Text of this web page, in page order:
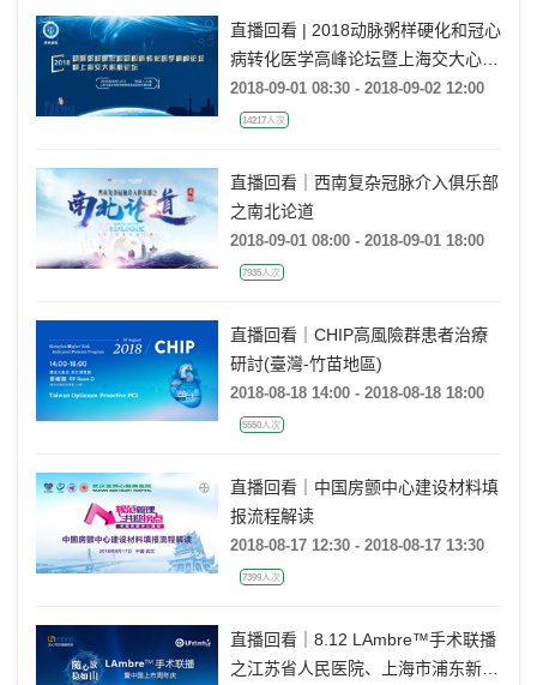
直播回看 | 2018动脉粥样硬化和冠心
病转化医学高峰论坛暨上海交大心脏
论坛
2018-09-01 08:30 - 2018-09-02 12:00
14217人次
直播回看｜西南复杂冠脉介入俱乐部
之南北论道
2018-09-01 08:00 - 2018-09-01 18:00
7935人次
直播回看｜CHIP高風險群患者治療
研討(臺灣-竹苗地區)
2018-08-18 14:00 - 2018-08-18 18:00
5550人次
直播回看｜中国房颤中心建设材料填
报流程解读
2018-08-17 12:30 - 2018-08-17 13:30
7399人次
直播回看｜8.12 LAmbre™手术联播
之江苏省人民医院、上海市浦东新区